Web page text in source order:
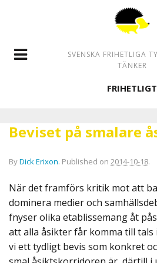
SVENSKA FRIHETLIGA
TÄNKER
FRIHETLIGT
Beviset på smalare
ByDick Erixon. Published on 2014-10-18.
När det framförs kritik mot att
dominera medier och
fnyser olika etablissemang åt
att alla åsikter får komma till tals
vi ett tydligt bevis som konkret